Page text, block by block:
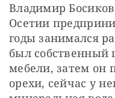
Владимир
Осетии
годы занимался
был собственный
мебели, затем он
орехи, сейчас у